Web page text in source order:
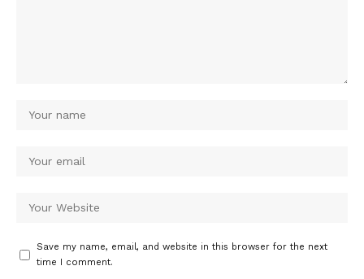
Save my name, email, and website in this browser for the next
time I comment.